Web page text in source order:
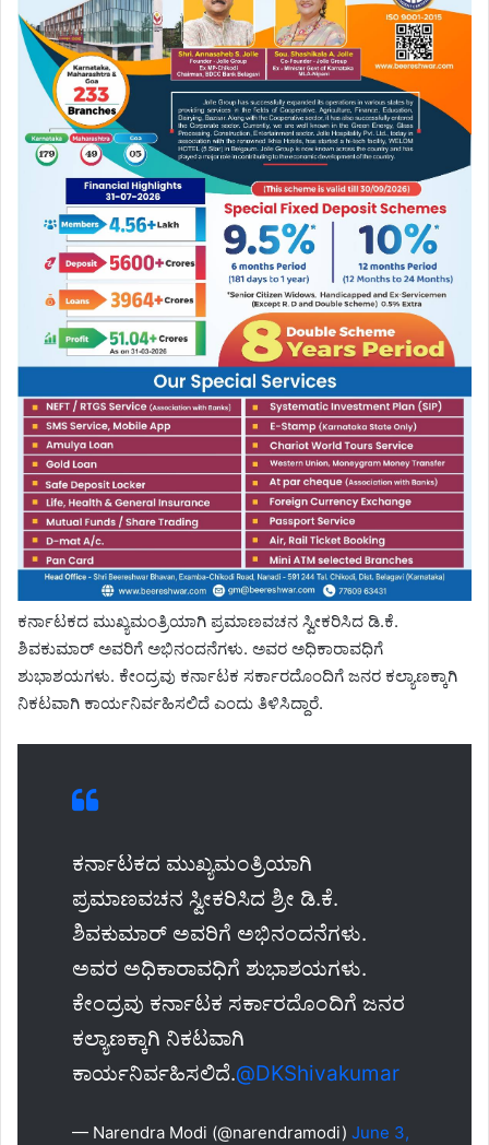
ಕರ್ನಾಟಕದ ಮುಖ್ಯಮಂತ್ರಿಯಾಗಿ ಪ್ರಮಾಣವಚನ ಸ್ವೀಕರಿಸಿದ ಡಿ.ಕೆ.
ಶಿವಕುಮಾರ್ ಅವರಿಗೆ ಅಭಿನಂದನೆಗಳು. ಅವರ ಅಧಿಕಾರಾವಧಿಗೆ
ಶುಭಾಶಯಗಳು. ಕೇಂದ್ರವು ಕರ್ನಾಟಕ ಸರ್ಕಾರದೊಂದಿಗೆ ಜನರ ಕಲ್ಯಾಣಕ್ಕಾಗಿ
ನಿಕಟವಾಗಿ ಕಾರ್ಯನಿರ್ವಹಿಸಲಿದೆ ಎಂದು ತಿಳಿಸಿದ್ದಾರೆ.
ಕರ್ನಾಟಕದ ಮುಖ್ಯಮಂತ್ರಿಯಾಗಿ
ಪ್ರಮಾಣವಚನ ಸ್ವೀಕರಿಸಿದ ಶ್ರೀ ಡಿ.ಕೆ.
ಶಿವಕುಮಾರ್ ಅವರಿಗೆ ಅಭಿನಂದನೆಗಳು.
ಅವರ ಅಧಿಕಾರಾವಧಿಗೆ ಶುಭಾಶಯಗಳು.
ಕೇಂದ್ರವು ಕರ್ನಾಟಕ ಸರ್ಕಾರದೊಂದಿಗೆ ಜನರ
ಕಲ್ಯಾಣಕ್ಕಾಗಿ ನಿಕಟವಾಗಿ
ಕಾರ್ಯನಿರ್ವಹಿಸಲಿದೆ.@DKShivakumar
— Narendra Modi (@narendramodi) June 3,